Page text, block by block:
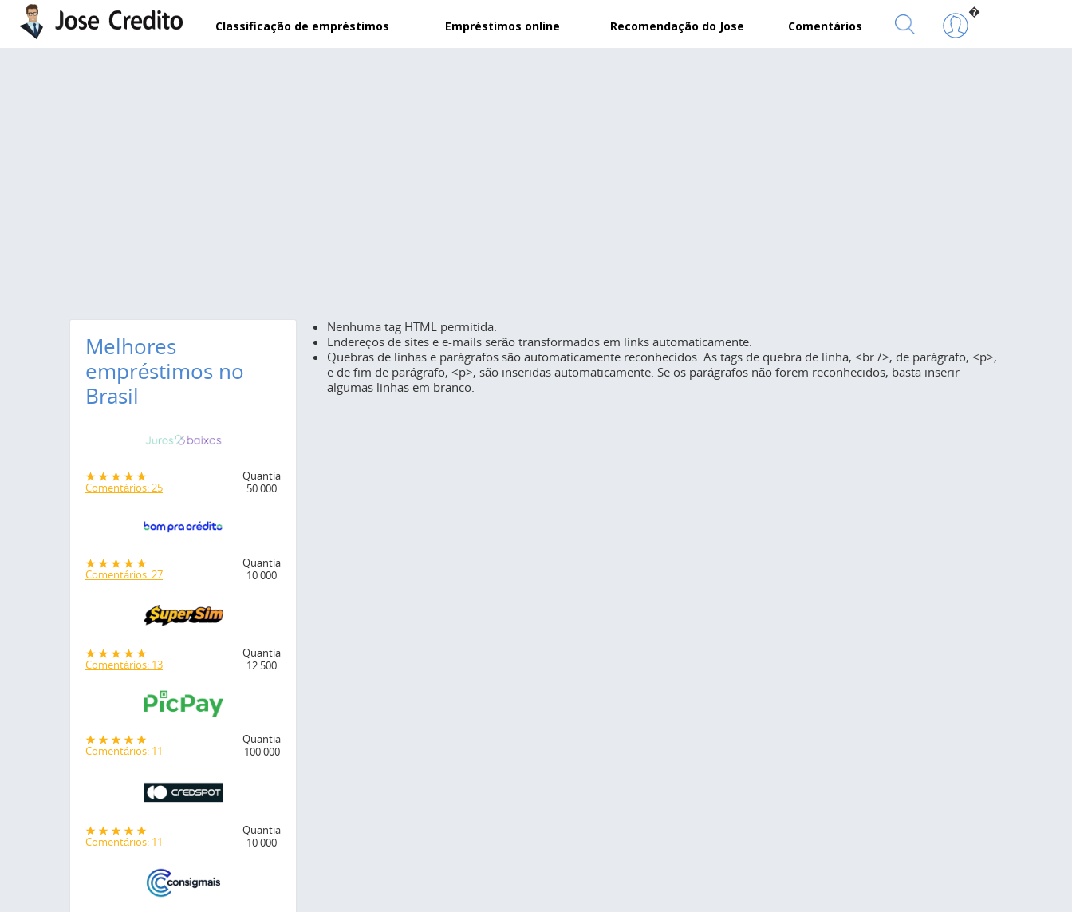
Pular para o conteúdo principal
Classificação de empréstimos Empréstimos online Recomendação do Jose Comentários
�
Nenhuma tag HTML permitida.
Endereços de sites e e-mails serão transformados em links automaticamente.
Quebras de linhas e parágrafos são automaticamente reconhecidos. As tags de quebra de linha, <br />, de parágrafo, <p>,
e de fim de parágrafo, <p>, são inseridas automaticamente. Se os parágrafos não forem reconhecidos, basta inserir
algumas linhas em branco.
Melhores
empréstimos no
Brasil
Comentários: 25
Quantia
50 000
Comentários: 27
Quantia
10 000
Comentários: 13
Quantia
12 500
Comentários: 11
Quantia
100 000
Comentários: 11
Quantia
10 000